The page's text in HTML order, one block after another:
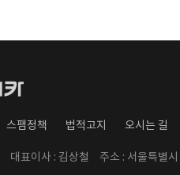
스팸정책 법적고지 오시는 길
대표이사 : 김상철 주소 : 서울특별